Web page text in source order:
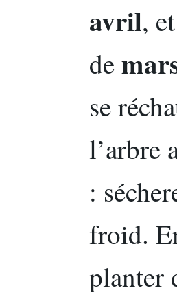
avril,
de
se
l’arbre
:
froid.
planter